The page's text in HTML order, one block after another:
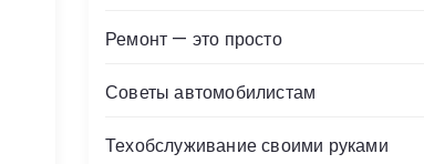
Ремонт — это просто
Советы автомобилистам
Техобслуживание своими руками